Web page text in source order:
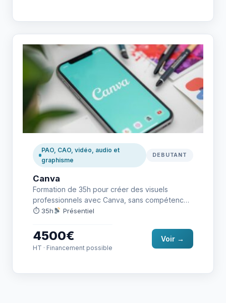
PAO, CAO, vidéo, audio et
graphisme
DEBUTANT
Canva
Formation de 35h pour créer des visuels
professionnels avec Canva, sans compétences
en graphisme requises.
⏱ 35h Présentiel
4500€
HT · Financement possible
Voir →